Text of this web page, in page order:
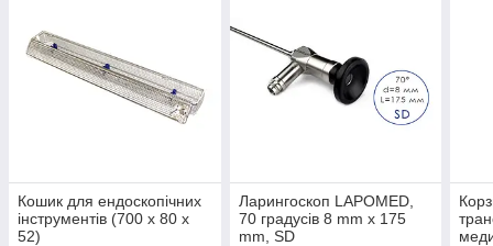
Кошик для ендоскопічних
інструментів (700 x 80 x
52)
Ларингоскоп LAPOMED,
70 градусів 8 mm x 175
mm, SD